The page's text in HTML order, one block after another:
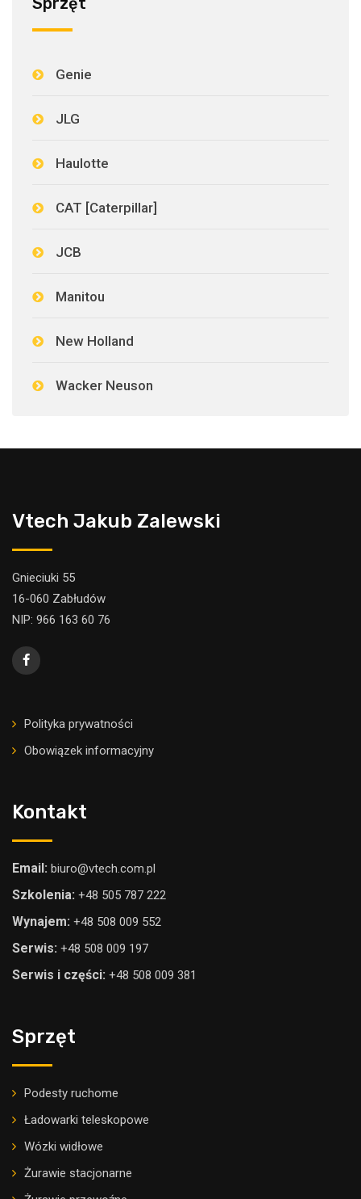
Genie
JLG
Haulotte
CAT [Caterpillar]
JCB
Manitou
New Holland
Wacker Neuson
Vtech Jakub Zalewski
Gnieciuki 55
16-060 Zabłudów
NIP: 966 163 60 76
Polityka prywatności
Obowiązek informacyjny
Kontakt
Email: biuro@vtech.com.pl
Szkolenia: +48 505 787 222
Wynajem: +48 508 009 552
Serwis: +48 508 009 197
Serwis i części: +48 508 009 381
Sprzęt
Podesty ruchome
Ładowarki teleskopowe
Wózki widłowe
Żurawie stacjonarne